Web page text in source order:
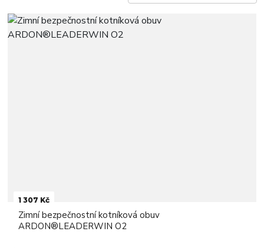
1 307 Kč
Zimní bezpečnostní kotníková obuv
ARDON®LEADERWIN O2